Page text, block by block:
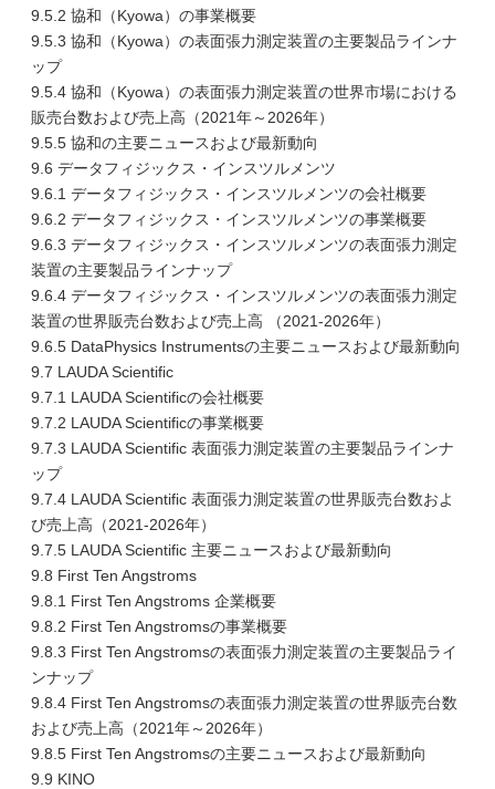
9.5.2 協和（Kyowa）の事業概要
9.5.3 協和（Kyowa）の表面張力測定装置の主要製品ラインナ
ップ
9.5.4 協和（Kyowa）の表面張力測定装置の世界市場における
販売台数および売上高（2021年～2026年）
9.5.5 協和の主要ニュースおよび最新動向
9.6 データフィジックス・インスツルメンツ
9.6.1 データフィジックス・インスツルメンツの会社概要
9.6.2 データフィジックス・インスツルメンツの事業概要
9.6.3 データフィジックス・インスツルメンツの表面張力測定
装置の主要製品ラインナップ
9.6.4 データフィジックス・インスツルメンツの表面張力測定
装置の世界販売台数および売上高 （2021-2026年）
9.6.5 DataPhysics Instrumentsの主要ニュースおよび最新動向
9.7 LAUDA Scientific
9.7.1 LAUDA Scientificの会社概要
9.7.2 LAUDA Scientificの事業概要
9.7.3 LAUDA Scientific 表面張力測定装置の主要製品ラインナ
ップ
9.7.4 LAUDA Scientific 表面張力測定装置の世界販売台数およ
び売上高（2021-2026年）
9.7.5 LAUDA Scientific 主要ニュースおよび最新動向
9.8 First Ten Angstroms
9.8.1 First Ten Angstroms 企業概要
9.8.2 First Ten Angstromsの事業概要
9.8.3 First Ten Angstromsの表面張力測定装置の主要製品ライ
ンナップ
9.8.4 First Ten Angstromsの表面張力測定装置の世界販売台数
および売上高（2021年～2026年）
9.8.5 First Ten Angstromsの主要ニュースおよび最新動向
9.9 KINO